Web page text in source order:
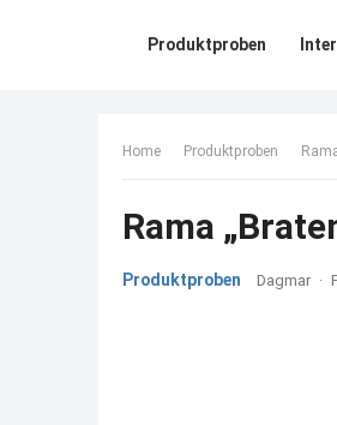
Produktproben
Home Produktproben
Rama
Produktproben Dagmar ·